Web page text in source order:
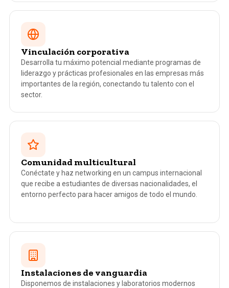
Vinculación corporativa
Desarrolla tu máximo potencial mediante programas de
liderazgo y prácticas profesionales en las empresas más
importantes de la región, conectando tu talento con el
sector.
Comunidad multicultural
Conéctate y haz networking en un campus internacional
que recibe a estudiantes de diversas nacionalidades, el
entorno perfecto para hacer amigos de todo el mundo.
Instalaciones de vanguardia
Disponemos de instalaciones y laboratorios modernos